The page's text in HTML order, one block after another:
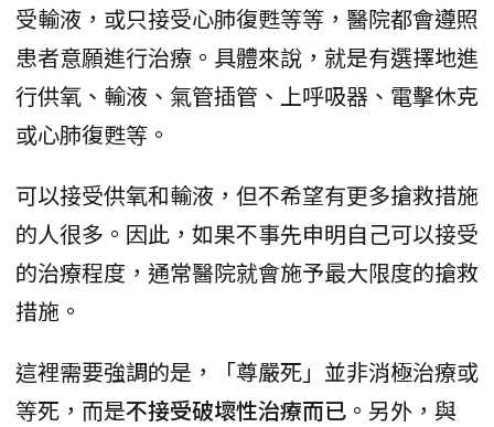
受輸液，或只接受心肺復甦等等，醫院都會遵照
患者意願進行治療。具體來說，就是有選擇地進
行供氧、輸液、氣管插管、上呼吸器、電擊休克
或心肺復甦等。
可以接受供氧和輸液，但不希望有更多搶救措施
的人很多。因此，如果不事先申明自己可以接受
的治療程度，通常醫院就會施予最大限度的搶救
措施。
這裡需要強調的是，「尊嚴死」並非消極治療或
等死，而是不接受破壞性治療而已 。另外，與